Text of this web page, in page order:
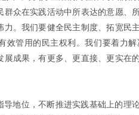
群众在实践活动中所表达的意愿、
力。我们要健全民主制度、拓宽民
效管用的民主权利。我们要着力
展成果，有更多、更直接、更实在
导地位，不断推进实践基础上的理